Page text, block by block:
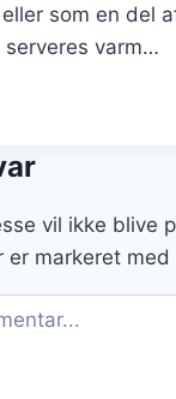
som en del
varm…
vil ikke blive
markeret med